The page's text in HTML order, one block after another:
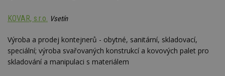
KOVAR, s.r.o. Vsetín
Výroba a prodej kontejnerů - obytné, sanitární, skladovací,
speciální; výroba svařovaných konstrukcí a kovových palet pro
skladování a manipulaci s materiálem